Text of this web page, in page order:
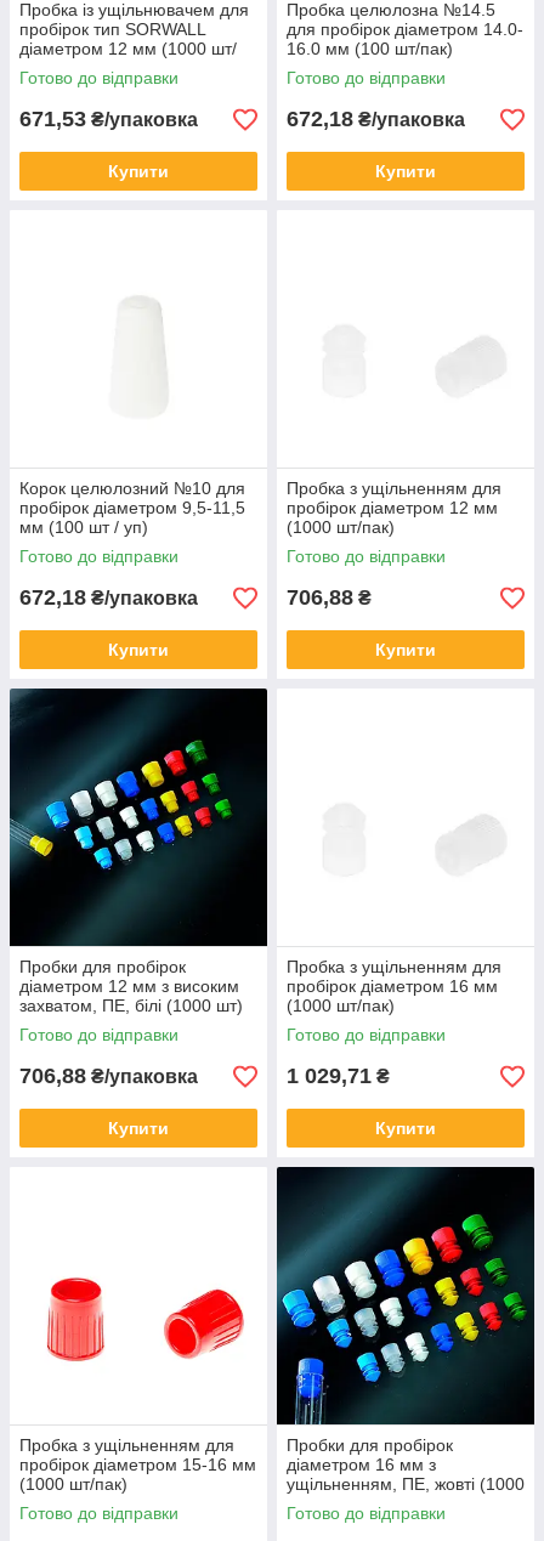
Пробка із ущільнювачем для
пробірок тип SORWALL
діаметром 12 мм (1000 шт/
уп)
Готово до відправки
671,53 ₴/упаковка
Купити
Пробка целюлозна №14.5
для пробірок діаметром 14.0-
16.0 мм (100 шт/пак)
Готово до відправки
672,18 ₴/упаковка
Купити
Корок целюлозний №10 для
пробірок діаметром 9,5-11,5
мм (100 шт / уп)
Готово до відправки
672,18 ₴/упаковка
Купити
Пробка з ущільненням для
пробірок діаметром 12 мм
(1000 шт/пак)
Готово до відправки
706,88 ₴
Купити
Пробки для пробірок
діаметром 12 мм з високим
захватом, ПЕ, білі (1000 шт)
BSO037
Готово до відправки
706,88 ₴/упаковка
Купити
Пробка з ущільненням для
пробірок діаметром 16 мм
(1000 шт/пак)
Готово до відправки
1 029,71 ₴
Купити
Пробка з ущільненням для
пробірок діаметром 15-16 мм
(1000 шт/пак)
Готово до відправки
Пробки для пробірок
діаметром 16 мм з
ущільненням, ПЕ, жовті (1000
шт) BSA063/G
Готово до відправки